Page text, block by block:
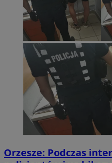
Orzesze: Podczas